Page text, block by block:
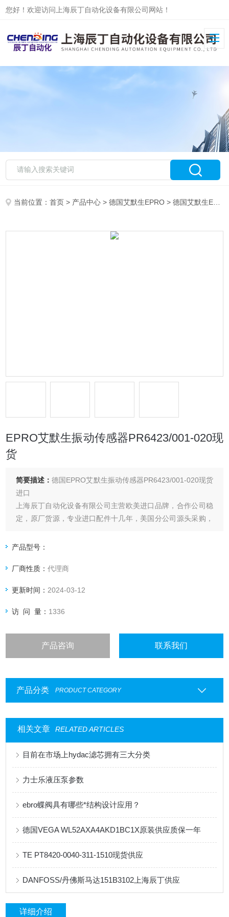
您好！欢迎访问上海辰丁自动化设备有限公司网站！
当前位置：首页 > 产品中心 >德国艾默生EPRO >德国艾默生EPRO传感器
EPRO艾默生振动传感器PR6423/001-020现
货
简要描述：德国EPRO艾默生振动传感器PR6423/001-020现货
进口
上海辰丁自动化设备有限公司主营欧美进口品牌，合作公司稳
定，原厂货源，专业进口配件十几年，美国分公司源头采购，
产品型号：
厂商性质：代理商
更新时间： 2024-03-12
访 问 量： 1336
产品咨询 联系我们
产品分类 PRODUCT CATEGORY
相关文章 RELATED ARTICLES
目前在市场上hydac滤芯拥有三大分类
力士乐液压泵参数
ebro蝶阀具有哪些*结构设计应用？
德国VEGA WL52AXA4AKD1BC1X原装供应质保一年
TE PT8420-0040-311-1510现货供应
DANFOSS/丹佛斯马达151B3102上海辰丁供应
详细介绍